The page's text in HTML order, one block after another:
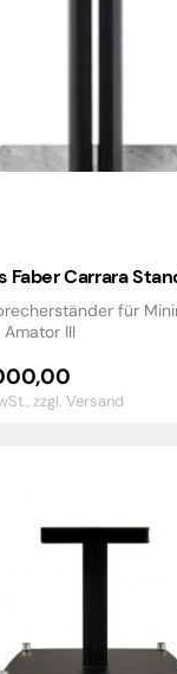
Faber Carrara
für
III
zzgl. Versand